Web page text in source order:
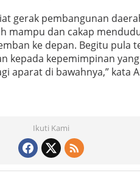
gerak pembangunan
mampu dan cakap
ke depan. Begitu pula
kepada kepemimpinan
aparat di bawahnya,” kata
Ikuti Kami